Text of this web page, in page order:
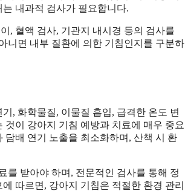
내과적 검사가 필요합니다.
, 혈액 검사, 기관지 내시경 등의 검사를
니면 내부 질환에 의한 기침인지를 구분하
, 화학물질, 이물질 흡입, 급격한 온도 변
이 강아지 기침 예방과 치료에 매우 중요
배 연기 노출을 최소화하며, 산책 시 환
를 받아야 하며, 전문적인 검사를 통해 정
따르면, 강아지 기침은 적절한 환경 관리